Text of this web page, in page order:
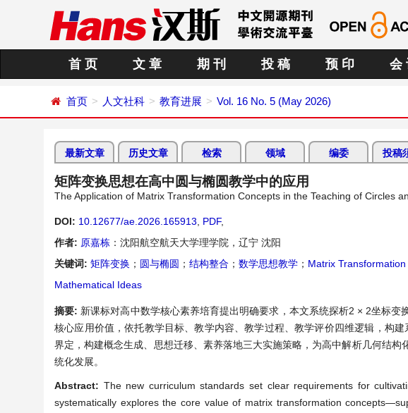
首 页 文 章 期 刊 投 稿 预 印 会
首页 人文社科 教育进展 Vol. 16 No. 5 (May 2026)
最新文章 历史文章 检索 领域 编委 投稿
矩阵变换思想在高中圆与椭圆教学中的应用
The Application of Matrix Transformation Concepts in the Teaching of Circles
DOI: 10.12677/ae.2026.165913 PDF,
作者: 原嘉栋 ：沈阳航空航天大学理学院，辽宁 沈阳
关键词: 矩阵变换 ； 圆与椭圆 ； 结构整合 ； 数学思想教学 ； Matrix Transformation
Mathematical Ideas
摘要: 新课标对高中数学核心素养培育提出明确要求，本文系统探析2 × 2坐标
核心应用价值，依托教学目标、教学内容、教学过程、教学评价四维逻辑，构
界定，构建概念生成、思想迁移、素养落地三大实施策略，为高中解析几何结
统化发展。
Abstract: The new curriculum standards set clear requirements for
systematically explores the core value of matrix transformation